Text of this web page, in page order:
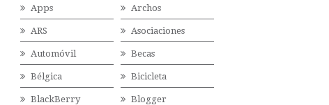
Apps Archos
ARS Asociaciones
Automóvil Becas
Bélgica Bicicleta
BlackBerry Blogger